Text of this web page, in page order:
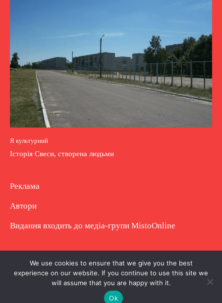
Я культурний
Історія Свеси, створена людьми
Реклама
Автори
Видання входить до медіа-групи MistoOnline
Copyright © Повне використання матеріалу
заборонено. Частково можна з гіперпосиланням.
We use cookies to ensure that we give you the best
experience on our website. If you continue to use this site we
will assume that you are happy with it.
Ok